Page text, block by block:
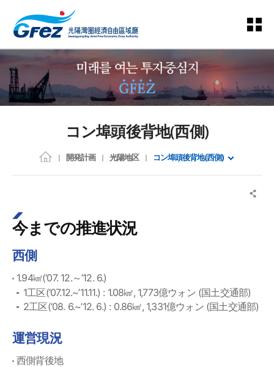
コン埠頭後背地(西側)
開発計画 光陽地区 コン埠頭後背地(西側)
今までの推進状況
西側
1.94㎢(‘07. 12.～’12. 6.)
1工区(‘07.12.~’11.11.) : 1.08㎢, 1,773億ウォン (国土交通部)
2工区(‘08. 6.~’12. 6.) : 0.86㎢, 1,331億ウォン (国土交通部)
運営現況
西側背後地